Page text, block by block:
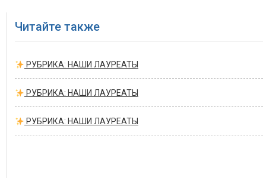
Читайте также
РУБРИКА: НАШИ ЛАУРЕАТЫ
РУБРИКА: НАШИ ЛАУРЕАТЫ
РУБРИКА: НАШИ ЛАУРЕАТЫ